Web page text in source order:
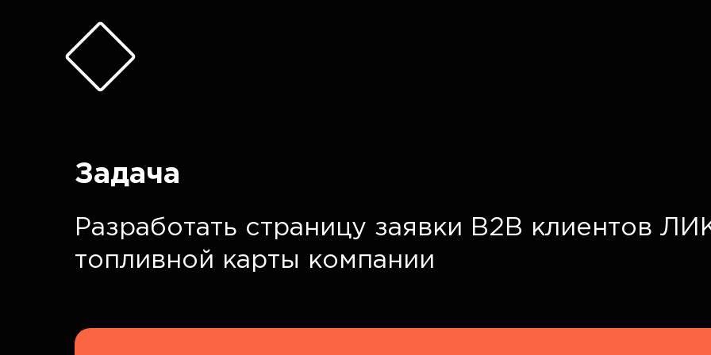
Задача
Разработать страницу заявки B2B клиентов
топливной карты компании